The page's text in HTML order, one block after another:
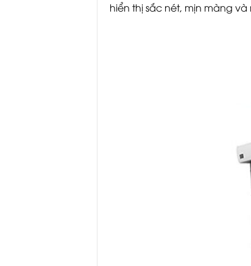
hiển thị sắc nét, mịn màng